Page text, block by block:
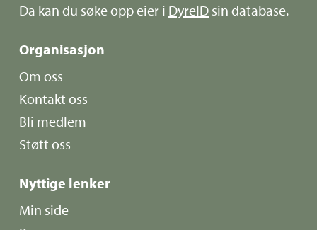
Da kan du søke opp eier i DyreID sin database.
Organisasjon
Om oss
Kontakt oss
Bli medlem
Støtt oss
Nyttige lenker
Min side